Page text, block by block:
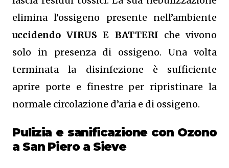
elimina l’ossigeno presente nell’ambiente
uccidendo VIRUS E BATTERI che vivono
solo in presenza di ossigeno. Una volta
terminata la disinfezione è sufficiente
aprire porte e finestre per ripristinare la
normale circolazione d’aria e di ossigeno.
Pulizia e sanificazione con Ozono
a San Piero a Sieve